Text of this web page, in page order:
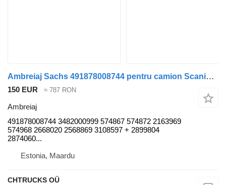
Ambreiaj Sachs 491878008744 pentru camion Scania R580
150 EUR ≈ 787 RON
Ambreiaj
491878008744 3482000999 574867 574872 2163969
574968 2668020 2568869 3108597 + 2899804
2874060...
Estonia, Maardu
CHTRUCKS OÜ